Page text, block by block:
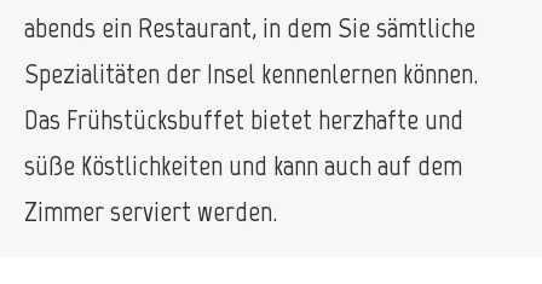
abends ein Restaurant, in dem Sie sämtliche
Spezialitäten der Insel kennenlernen können.
Das Frühstücksbuffet bietet herzhafte und
süße Köstlichkeiten und kann auch auf dem
Zimmer serviert werden.